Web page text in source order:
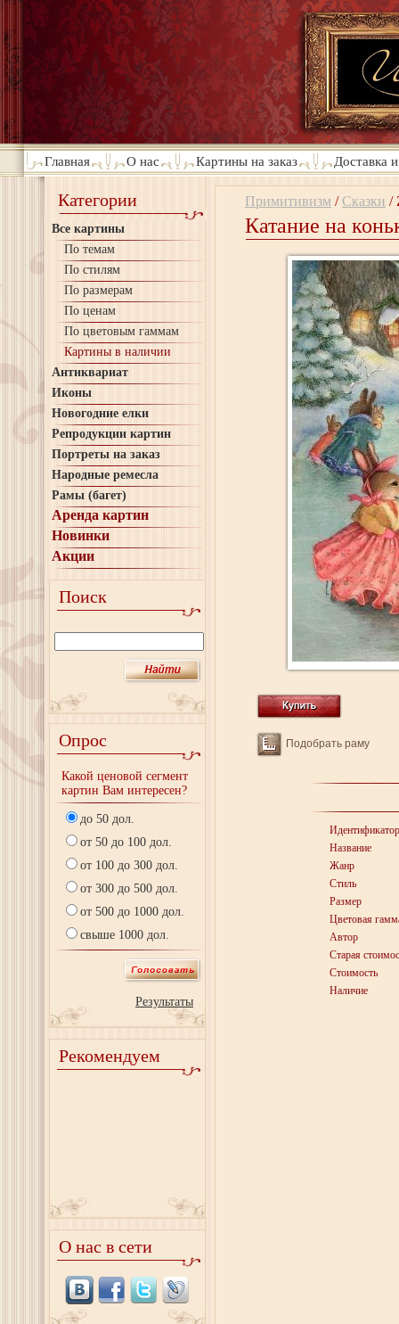
Главная О нас Картины на заказ Доставка
Категории
Все картины
По темам
По стилям
По размерам
По ценам
По цветовым гаммам
Картины в наличии
Антиквариат
Иконы
Новогодние елки
Репродукции картин
Портреты на заказ
Народные ремесла
Рамы (багет)
Аренда картин
Новинки
Акции
Поиск
Опрос
Какой ценовой сегмент
картин Вам интересен?
до 50 дол.
от 50 до 100 дол.
от 100 до 300 дол.
от 300 до 500 дол.
от 500 до 1000 дол.
свыше 1000 дол.
Результаты
Рекомендуем
О нас в сети
Примитивизм /Сказки /
Катание на
Подобрать раму
Идентификатор
Название
Жанр
Стиль
Размер
Цветовая
Автор
Старая
Стоимость
Наличие